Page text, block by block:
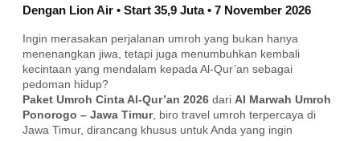
Dengan Lion Air • Start 35,9 Juta • 7 November 2026
Ingin merasakan perjalanan umroh yang bukan hanya
menenangkan jiwa, tetapi juga menumbuhkan kembali
kecintaan yang mendalam kepada Al-Qur’an sebagai
pedoman hidup?
Paket Umroh Cinta Al-Qur’an 2026 dari Al Marwah Umroh
Ponorogo – Jawa Timur, biro travel umroh terpercaya di
Jawa Timur, dirancang khusus untuk Anda yang ingin